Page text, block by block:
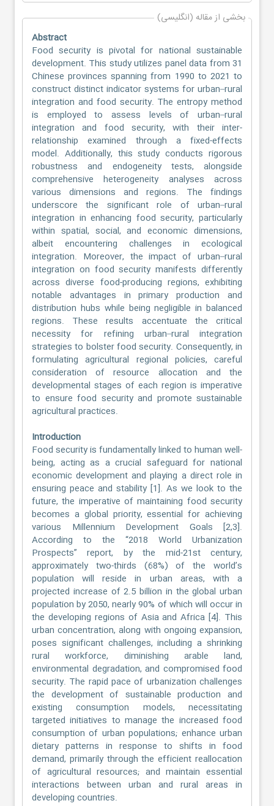
بخشی از مقاله (انگلیسی)
Abstract
Food security is pivotal for national sustainable
development. This study utilizes panel data from 31
Chinese provinces spanning from 1990 to 2021 to
construct distinct indicator systems for urban–rural
integration and food security. The entropy method
is employed to assess levels of urban–rural
integration and food security, with their inter-
relationship examined through a fixed-effects
model. Additionally, this study conducts rigorous
robustness and endogeneity tests, alongside
comprehensive heterogeneity analyses across
various dimensions and regions. The findings
underscore the significant role of urban–rural
integration in enhancing food security, particularly
within spatial, social, and economic dimensions,
albeit encountering challenges in ecological
integration. Moreover, the impact of urban–rural
integration on food security manifests differently
across diverse food-producing regions, exhibiting
notable advantages in primary production and
distribution hubs while being negligible in balanced
regions. These results accentuate the critical
necessity for refining urban–rural integration
strategies to bolster food security. Consequently, in
formulating agricultural regional policies, careful
consideration of resource allocation and the
developmental stages of each region is imperative
to ensure food security and promote sustainable
agricultural practices.
Introduction
Food security is fundamentally linked to human well-
being, acting as a crucial safeguard for national
economic development and playing a direct role in
ensuring peace and stability [1]. As we look to the
future, the imperative of maintaining food security
becomes a global priority, essential for achieving
various Millennium Development Goals [2,3].
According to the “2018 World Urbanization
Prospects” report, by the mid-21st century,
approximately two-thirds (68%) of the world’s
population will reside in urban areas, with a
projected increase of 2.5 billion in the global urban
population by 2050, nearly 90% of which will occur in
the developing regions of Asia and Africa [4]. This
urban concentration, along with ongoing expansion,
poses significant challenges, including a shrinking
rural workforce, diminishing arable land,
environmental degradation, and compromised food
security. The rapid pace of urbanization challenges
the development of sustainable production and
existing consumption models, necessitating
targeted initiatives to manage the increased food
consumption of urban populations; enhance urban
dietary patterns in response to shifts in food
demand, primarily through the efficient reallocation
of agricultural resources; and maintain essential
interactions between urban and rural areas in
developing countries.